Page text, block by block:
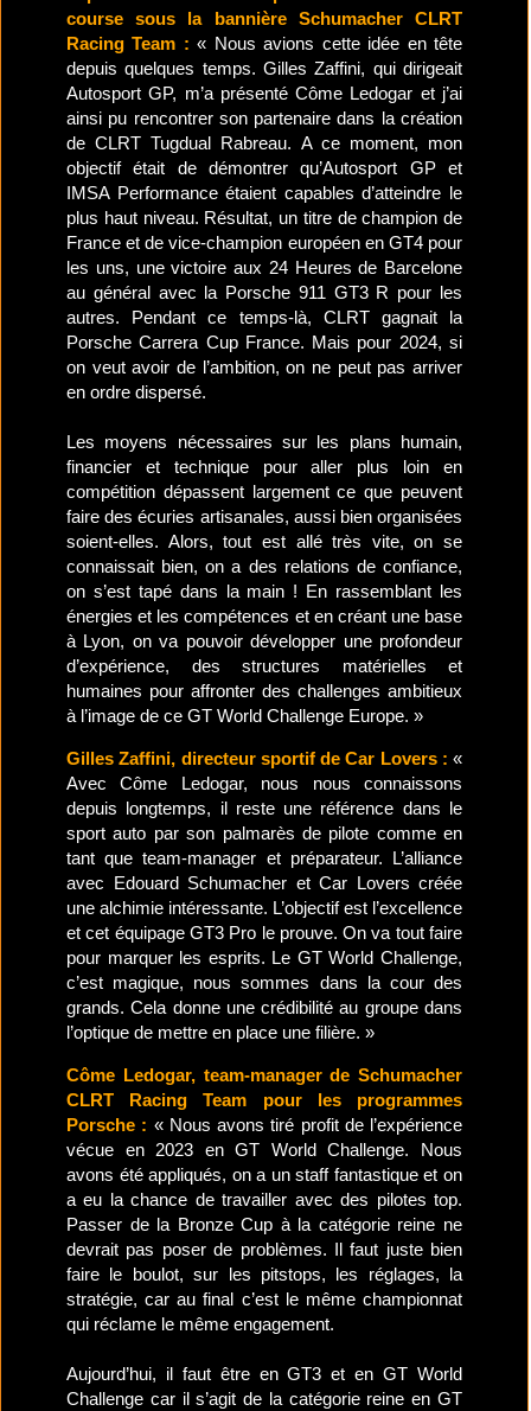
course sous la bannière Schumacher CLRT
Racing Team : « Nous avions cette idée en tête
depuis quelques temps. Gilles Zaffini, qui dirigeait
Autosport GP, m’a présenté Côme Ledogar et j’ai
ainsi pu rencontrer son partenaire dans la création
de CLRT Tugdual Rabreau. A ce moment, mon
objectif était de démontrer qu’Autosport GP et
IMSA Performance étaient capables d’atteindre le
plus haut niveau. Résultat, un titre de champion de
France et de vice-champion européen en GT4 pour
les uns, une victoire aux 24 Heures de Barcelone
au général avec la Porsche 911 GT3 R pour les
autres. Pendant ce temps-là, CLRT gagnait la
Porsche Carrera Cup France. Mais pour 2024, si
on veut avoir de l’ambition, on ne peut pas arriver
en ordre dispersé.
​Les moyens nécessaires sur les plans humain,
financier et technique pour aller plus loin en
compétition dépassent largement ce que peuvent
faire des écuries artisanales, aussi bien organisées
soient-elles. Alors, tout est allé très vite, on se
connaissait bien, on a des relations de confiance,
on s’est tapé dans la main ! En rassemblant les
énergies et les compétences et en créant une base
à Lyon, on va pouvoir développer une profondeur
d’expérience, des structures matérielles et
humaines pour affronter des challenges ambitieux
à l’image de ce GT World Challenge Europe. »
Gilles Zaffini, directeur sportif de Car Lovers : «
Avec Côme Ledogar, nous nous connaissons
depuis longtemps, il reste une référence dans le
sport auto par son palmarès de pilote comme en
tant que team-manager et préparateur. L’alliance
avec Edouard Schumacher et Car Lovers créée
une alchimie intéressante. L’objectif est l’excellence
et cet équipage GT3 Pro le prouve. On va tout faire
pour marquer les esprits. Le GT World Challenge,
c’est magique, nous sommes dans la cour des
grands. Cela donne une crédibilité au groupe dans
l’optique de mettre en place une filière. »
Côme Ledogar, team-manager de Schumacher
CLRT Racing Team pour les programmes
Porsche : « Nous avons tiré profit de l’expérience
vécue en 2023 en GT World Challenge. Nous
avons été appliqués, on a un staff fantastique et on
a eu la chance de travailler avec des pilotes top.
Passer de la Bronze Cup à la catégorie reine ne
devrait pas poser de problèmes. Il faut juste bien
faire le boulot, sur les pitstops, les réglages, la
stratégie, car au final c’est le même championnat
qui réclame le même engagement.
Aujourd’hui, il faut être en GT3 et en GT World
Challenge car il s’agit de la catégorie reine en GT